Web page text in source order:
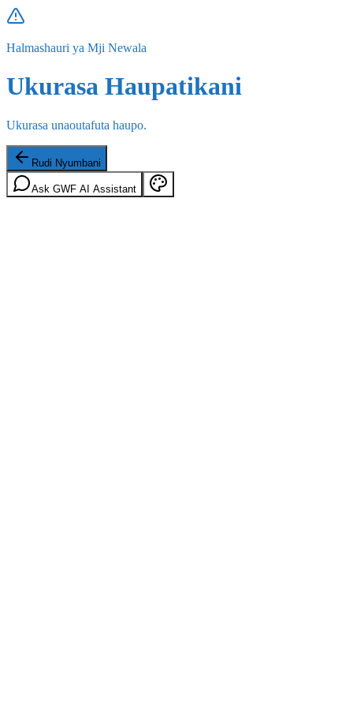
Halmashauri ya Mji Newala
Ukurasa Haupatikani
Ukurasa unaoutafuta haupo.
Rudi Nyumbani
Ask GWF AI Assistant